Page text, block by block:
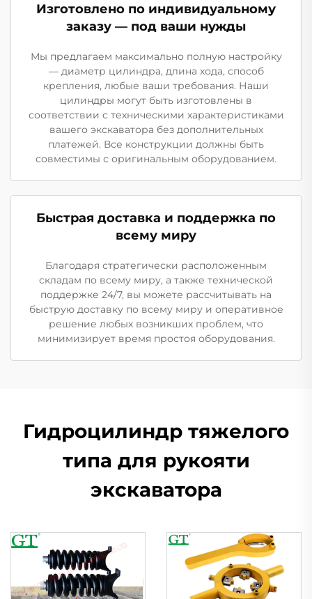
Изготовлено по индивидуальному
заказу — под ваши нужды
Мы предлагаем максимально полную настройку
— диаметр цилиндра, длина хода, способ
крепления, любые ваши требования. Наши
цилиндры могут быть изготовлены в
соответствии с техническими характеристиками
вашего экскаватора без дополнительных
платежей. Все конструкции должны быть
совместимы с оригинальным оборудованием.
Быстрая доставка и поддержка по
всему миру
Благодаря стратегически расположенным
складам по всему миру, а также технической
поддержке 24/7, вы можете рассчитывать на
быструю доставку по всему миру и оперативное
решение любых возникших проблем, что
минимизирует время простоя оборудования.
Гидроцилиндр тяжелого
типа для рукояти
экскаватора